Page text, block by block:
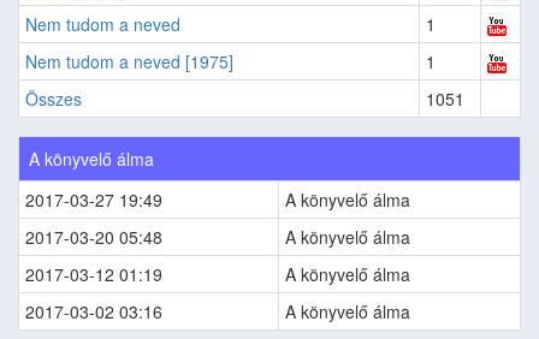
Nem tudom a neved
1
Nem tudom a neved [1975]
1
Összes
1051
A könyvelő álma
2017-03-27 19:49
A könyvelő álma
2017-03-20 05:48
A könyvelő álma
2017-03-12 01:19
A könyvelő álma
2017-03-02 03:16
A könyvelő álma